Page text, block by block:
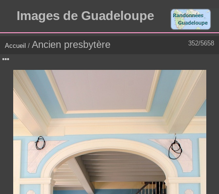
Images de Guadeloupe
352/5658
Accueil / Ancien presbytère